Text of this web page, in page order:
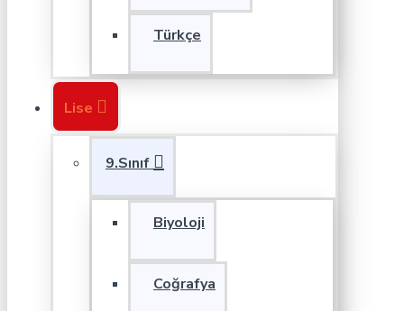
Türkçe
Lise
9.Sınıf
Biyoloji
Coğrafya